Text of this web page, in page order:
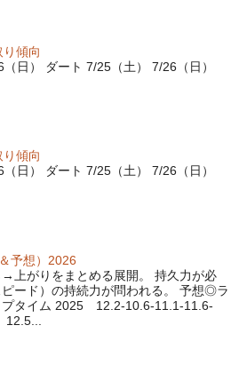
傾向
日） ダート 7/25（土） 7/26（日）
傾向
日） ダート 7/25（土） 7/26（日）
予想）2026
上がりをまとめる展開。 持久力が必
ード）の持続力が問われる。 予想◎ラ
プタイム 2025 12.2-10.6-11.1-11.6-